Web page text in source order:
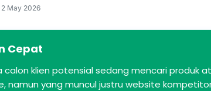
2 May 2026
Cepat
calon klien potensial sedang mencari produk
namun yang muncul justru website